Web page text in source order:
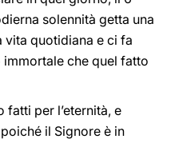
solennità getta una
vita quotidiana e ci fa
che quel fatto
fatti per l’eternità, e
il Signore è in